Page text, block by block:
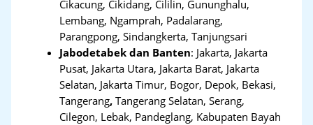
Cikacung, Cikidang, Cililin, Gununghalu,
Lembang, Ngamprah, Padalarang,
Parangpong, Sindangkerta, Tanjungsari
Jabodetabek dan Banten: Jakarta, Jakarta
Pusat, Jakarta Utara, Jakarta Barat, Jakarta
Selatan, Jakarta Timur, Bogor, Depok, Bekasi,
Tangerang,Tangerang Selatan, Serang,
Cilegon, Lebak, Pandeglang, Kabupaten Bayah